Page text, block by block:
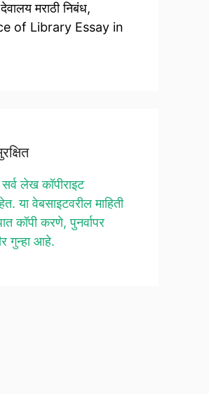
मराठी निबंध,
of Library Essay in
लेख कॉपीराइट
या वेबसाइटवरील माहिती
कॉपी करणे, पुनर्वापर
गुन्हा आहे.